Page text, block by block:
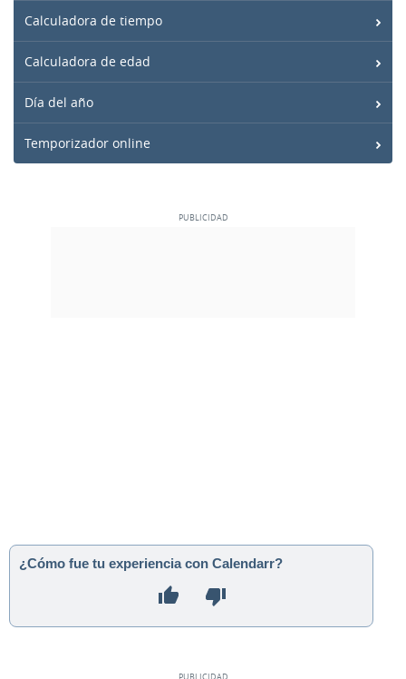
Calculadora de tiempo
Calculadora de edad
Día del año
Temporizador online
¿Cómo fue tu experiencia con Calendarr?